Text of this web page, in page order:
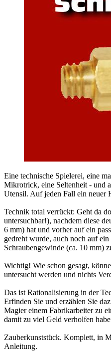
Eine technische Spielerei, eine
Mikrotrick, eine Seltenheit - und
Utensil. Auf jeden Fall ein
Technik total verrückt: Geht da
untersuchbar!), nachdem diese
6 mm) hat und vorher auf ein
gedreht wurde, auch noch auf
Schraubengewinde (ca. 10 mm)
Wichtig! Wie schon gesagt,
untersucht werden und nichts
Das ist Rationalisierung in der
Erfinden Sie und erzählen Sie
Magier einem Fabrikarbeiter zu
damit zu viel Geld verholfen
Zauberkunststück. Komplett, in
Anleitung.